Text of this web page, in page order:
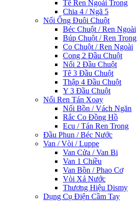
Tê Ren Ngoài Trong
Chia 4 / Ngã 5
Nối Ống Đuôi Chuột
Béc Chuột / Ren Ngoài
Búp Chuột / Ren Trong
Co Chuột / Ren Ngoài
Cong 2 Đầu Chuột
Nối 2 Đầu Chuột
Tê 3 Đầu Chuột
Thập 4 Đầu Chuột
Y 3 Đầu Chuột
Nối Ren Tán Xoay
Nối Bồn / Vách Ngăn
Rắc Co Đồng Hồ
Ecu / Tán Ren Trong
Đầu Phun / Béc Nước
Van / Vòi / Luppe
Van Cửa / Van Bi
Van 1 Chiều
Van Bồn / Phao Cơ
Vòi Xả Nước
Thương Hiệu Dismy
Dụng Cụ Điện Cầm Tay